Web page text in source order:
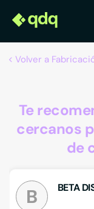
Volver a
Te
cercanos
de
B BETA